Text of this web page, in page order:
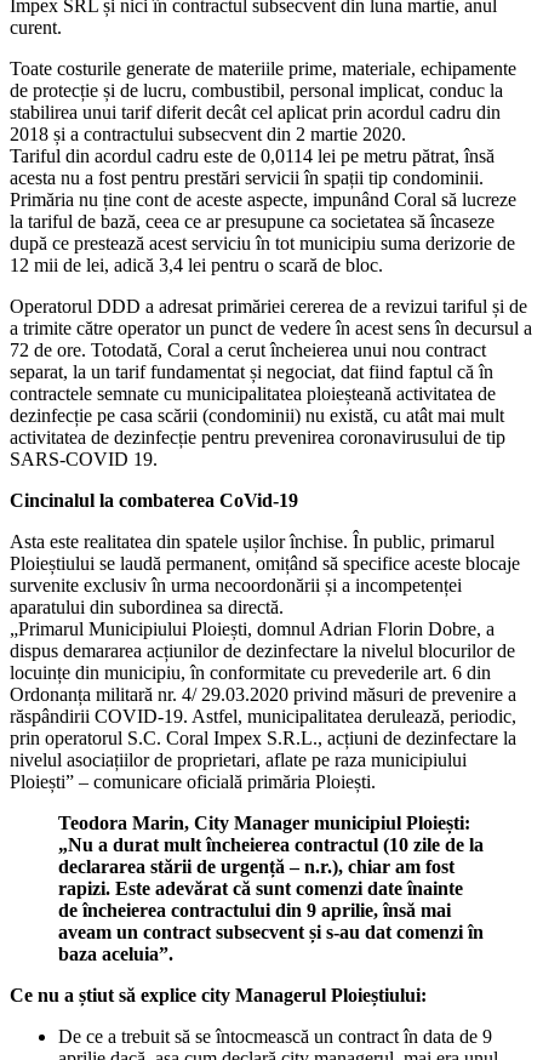
Impex SRL și nici în contractul subsecvent din luna martie, anul
curent.
Toate costurile generate de materiile prime, materiale, echipamente
de protecție și de lucru, combustibil, personal implicat, conduc la
stabilirea unui tarif diferit decât cel aplicat prin acordul cadru din
2018 și a contractului subsecvent din 2 martie 2020.
Tariful din acordul cadru este de 0,0114 lei pe metru pătrat, însă
acesta nu a fost pentru prestări servicii în spații tip condominii.
Primăria nu ține cont de aceste aspecte, impunând Coral să lucreze
la tariful de bază, ceea ce ar presupune ca societatea să încaseze
după ce prestează acest serviciu în tot municipiu suma derizorie de
12 mii de lei, adică 3,4 lei pentru o scară de bloc.
Operatorul DDD a adresat primăriei cererea de a revizui tariful și de
a trimite către operator un punct de vedere în acest sens în decursul a
72 de ore. Totodată, Coral a cerut încheierea unui nou contract
separat, la un tarif fundamentat și negociat, dat fiind faptul că în
contractele semnate cu municipalitatea ploieșteană activitatea de
dezinfecție pe casa scării (condominii) nu există, cu atât mai mult
activitatea de dezinfecție pentru prevenirea coronavirusului de tip
SARS-COVID 19.
Cincinalul la combaterea CoVid-19
Asta este realitatea din spatele ușilor închise. În public, primarul
Ploieștiului se laudă permanent, omițând să specifice aceste blocaje
survenite exclusiv în urma necoordonării și a incompetenței
aparatului din subordinea sa directă.
„Primarul Municipiului Ploiești, domnul Adrian Florin Dobre, a
dispus demararea acțiunilor de dezinfectare la nivelul blocurilor de
locuințe din municipiu, în conformitate cu prevederile art. 6 din
Ordonanța militară nr. 4/ 29.03.2020 privind măsuri de prevenire a
răspândirii COVID-19. Astfel, municipalitatea derulează, periodic,
prin operatorul S.C. Coral Impex S.R.L., acțiuni de dezinfectare la
nivelul asociațiilor de proprietari, aflate pe raza municipiului
Ploiești” – comunicare oficială primăria Ploiești.
Teodora Marin, City Manager municipiul Ploiești:
„Nu a durat mult încheierea contractul (10 zile de la
declararea stării de urgență – n.r.), chiar am fost
rapizi. Este adevărat că sunt comenzi date înainte
de încheierea contractului din 9 aprilie, însă mai
aveam un contract subsecvent și s-au dat comenzi în
baza aceluia”.
Ce nu a știut să explice city Managerul Ploieștiului:
De ce a trebuit să se întocmească un contract în data de 9